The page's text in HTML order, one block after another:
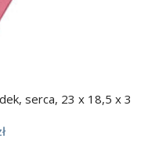
serca, 23 x 18,5 x 3